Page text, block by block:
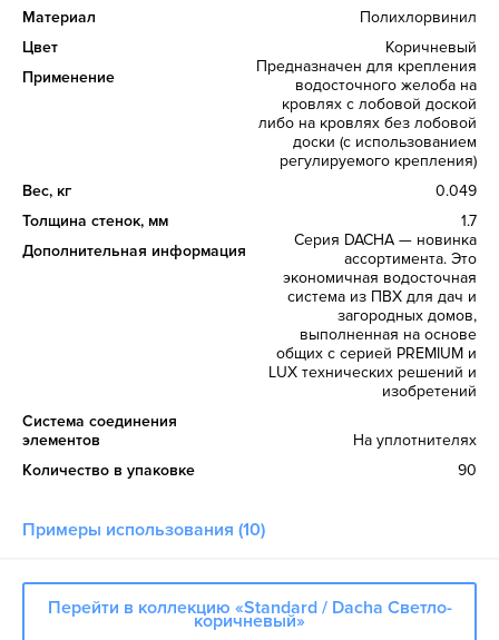
Материал
Полихлорвинил
Цвет
Коричневый
Применение
Предназначен для крепления
водосточного желоба на
кровлях с лобовой доской
либо на кровлях без лобовой
доски (с использованием
регулируемого крепления)
Вес, кг
0.049
Толщина стенок, мм
1.7
Дополнительная информация
Серия DACHA — новинка
ассортимента. Это
экономичная водосточная
система из ПВХ для дач и
загородных домов,
выполненная на основе
общих с серией PREMIUM и
LUX технических решений и
изобретений
Система соединения
элементов
На уплотнителях
Количество в упаковке
90
Примеры использования (10)
Перейти в коллекцию «Standard / Dacha Светло-
коричневый»